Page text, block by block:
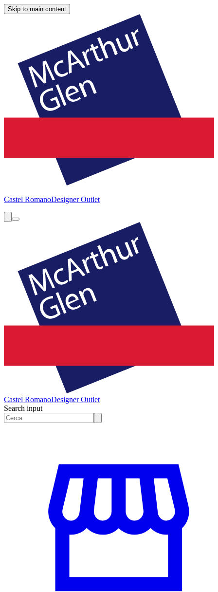
Skip to main content
Castel RomanoDesigner Outlet
Castel RomanoDesigner Outlet
Search input